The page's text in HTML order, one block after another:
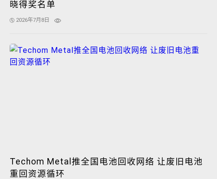
晓得奖名单
2026年7月8日
Techom Metal推全国电池回收网络 让废旧电池
重回资源循环